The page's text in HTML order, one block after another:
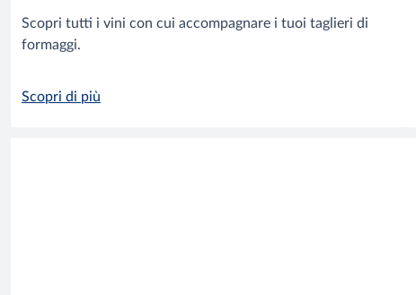
Scopri tutti i vini con cui accompagnare i tuoi taglieri di
formaggi.
Scopri di più